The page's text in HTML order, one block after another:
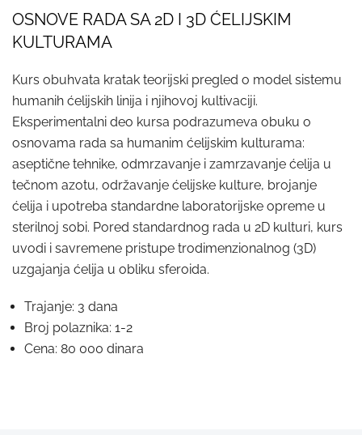
OSNOVE RADA SA 2D I 3D ĆELIJSKIM
KULTURAMA
Kurs obuhvata kratak teorijski pregled o model sistemu
humanih ćelijskih linija i njihovoj kultivaciji.
Eksperimentalni deo kursa podrazumeva obuku o
osnovama rada sa humanim ćelijskim kulturama:
aseptične tehnike, odmrzavanje i zamrzavanje ćelija u
tečnom azotu, održavanje ćelijske kulture, brojanje
ćelija i upotreba standardne laboratorijske opreme u
sterilnoj sobi. Pored standardnog rada u 2D kulturi, kurs
uvodi i savremene pristupe trodimenzionalnog (3D)
uzgajanja ćelija u obliku sferoida.
Trajanje: 3 dana
Broj polaznika: 1-2
Cena: 80 000 dinara